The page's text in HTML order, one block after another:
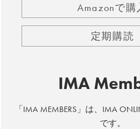
Amazonで購
定期購読
IMA
「IMA MEMBERS」は、IMA
です。